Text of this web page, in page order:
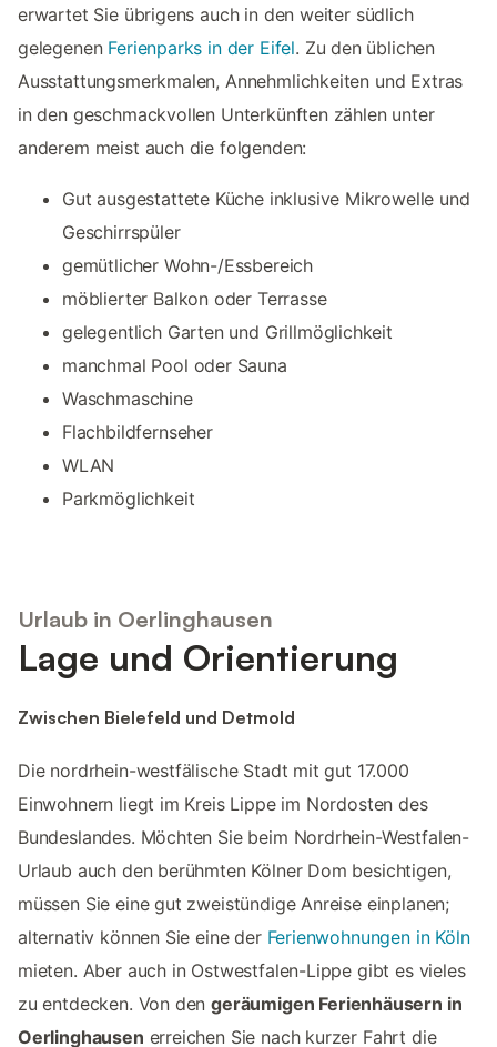
erwartet Sie übrigens auch in den weiter südlich
gelegenen Ferienparks in der Eifel. Zu den üblichen
Ausstattungsmerkmalen, Annehmlichkeiten und Extras
in den geschmackvollen Unterkünften zählen unter
anderem meist auch die folgenden:
Gut ausgestattete Küche inklusive Mikrowelle und
Geschirrspüler
gemütlicher Wohn-/Essbereich
möblierter Balkon oder Terrasse
gelegentlich Garten und Grillmöglichkeit
manchmal Pool oder Sauna
Waschmaschine
Flachbildfernseher
WLAN
Parkmöglichkeit
Urlaub in Oerlinghausen
Lage und Orientierung
Zwischen Bielefeld und Detmold
Die nordrhein-westfälische Stadt mit gut 17.000
Einwohnern liegt im Kreis Lippe im Nordosten des
Bundeslandes. Möchten Sie beim Nordrhein-Westfalen-
Urlaub auch den berühmten Kölner Dom besichtigen,
müssen Sie eine gut zweistündige Anreise einplanen;
alternativ können Sie eine der Ferienwohnungen in Köln
mieten. Aber auch in Ostwestfalen-Lippe gibt es vieles
zu entdecken. Von dengeräumigen Ferienhäusern in
Oerlinghausen erreichen Sie nach kurzer Fahrt die